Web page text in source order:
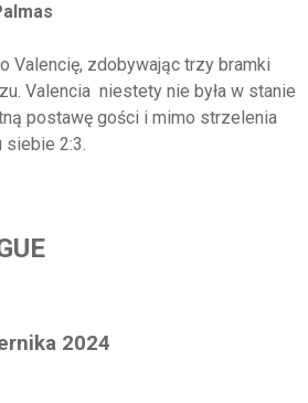
Valencię, zdobywając trzy bramki
Valencia niestety nie była w stanie
postawę gości i mimo strzelenia
siebie 2:3.
2024